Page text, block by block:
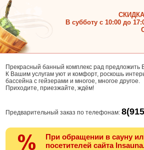
В субботу с 10:00 до
Прекрасный банный комплекс рад предложить
К Вашим услугам уют и комфорт, роскошь
бассейна с гейзерами и многое, многое другое.
Приходите, приезжайте, ждём!
Предварительный заказ по телефонам:
При обращении в сауну
посетителей сайта